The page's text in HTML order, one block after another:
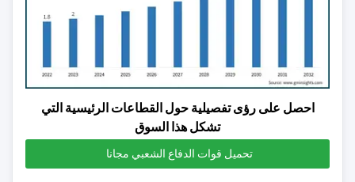
احصل على رؤى تفصيلية حول القطاعات الرئيسية التي
تشكل هذا السوق
تحميل قوات الدفاع الشعبي مجانا